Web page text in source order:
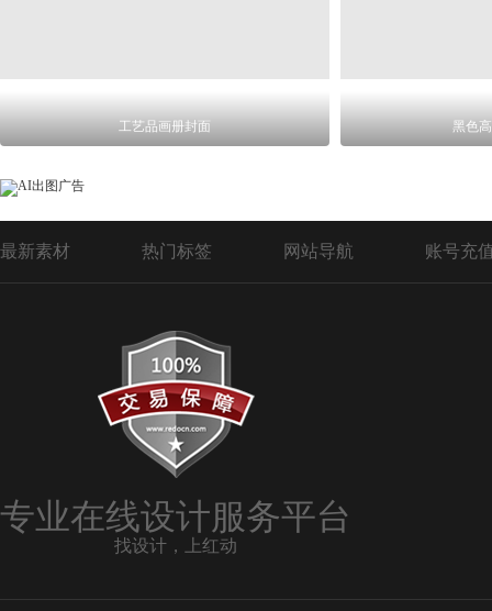
工艺品画册封面 黑色
最新素材 热门标签 网站导航 账号充
专业在线设计服务平台
找设计，上红动